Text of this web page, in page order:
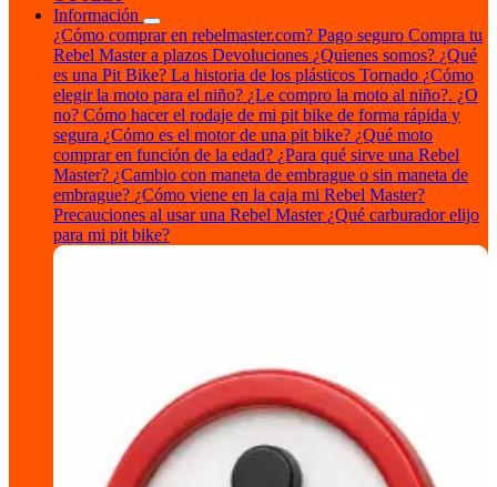
Información
¿Cómo comprar en rebelmaster.com? Pago seguro Compra tu
Rebel Master a plazos Devoluciones ¿Quienes somos? ¿Qué
es una Pit Bike? La historia de los plásticos Tornado ¿Cómo
elegir la moto para el niño? ¿Le compro la moto al niño?. ¿O
no? Cómo hacer el rodaje de mi pit bike de forma rápida y
segura ¿Cómo es el motor de una pit bike? ¿Qué moto
comprar en función de la edad? ¿Para qué sirve una Rebel
Master? ¿Cambio con maneta de embrague o sin maneta de
embrague? ¿Cómo viene en la caja mi Rebel Master?
Precauciones al usar una Rebel Master ¿Qué carburador elijo
para mi pit bike?